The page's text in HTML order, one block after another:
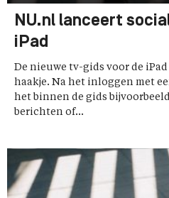
NU.nl lanceert
iPad
De nieuwe tv-gids voor de
haakje. Na het inloggen met
het binnen de gids
berichten of...